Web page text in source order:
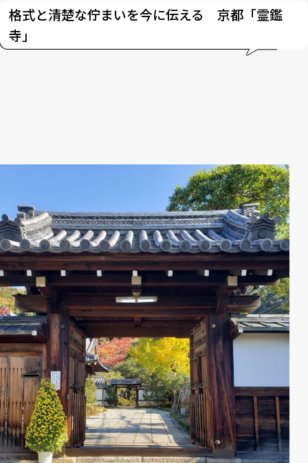
格式と清楚な佇まいを今に伝える 京都「霊鑑
寺」